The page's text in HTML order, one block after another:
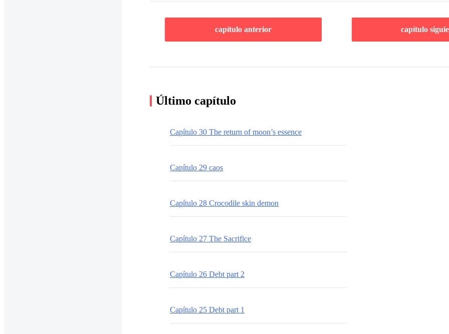
capítulo anterior capítulo
Último capítulo
Capítulo 30 The return of moon’s essence
Capítulo 29 caos
Capítulo 28 Crocodile skin demon
Capítulo 27 The Sacrifice
Capítulo 26 Debt part 2
Capítulo 25 Debt part 1